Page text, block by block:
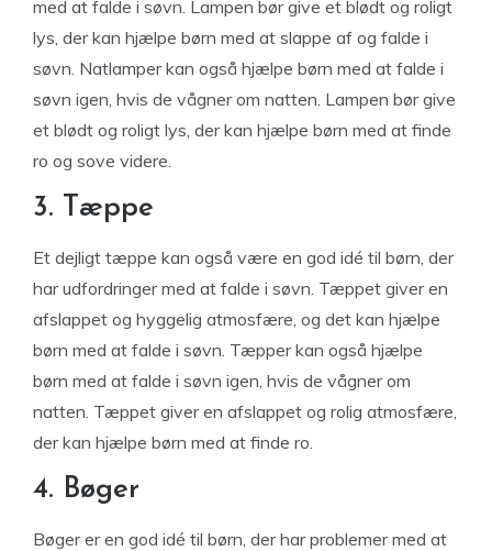
med at falde i søvn. Lampen bør give et blødt og roligt
lys, der kan hjælpe børn med at slappe af og falde i
søvn. Natlamper kan også hjælpe børn med at falde i
søvn igen, hvis de vågner om natten. Lampen bør give
et blødt og roligt lys, der kan hjælpe børn med at finde
ro og sove videre.
3. Tæppe
Et dejligt tæppe kan også være en god idé til børn, der
har udfordringer med at falde i søvn. Tæppet giver en
afslappet og hyggelig atmosfære, og det kan hjælpe
børn med at falde i søvn. Tæpper kan også hjælpe
børn med at falde i søvn igen, hvis de vågner om
natten. Tæppet giver en afslappet og rolig atmosfære,
der kan hjælpe børn med at finde ro.
4. Bøger
Bøger er en god idé til børn, der har problemer med at